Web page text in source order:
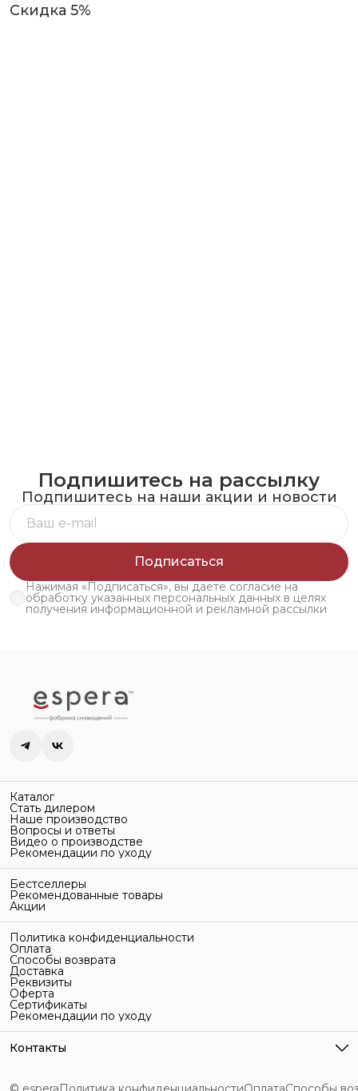
Скидка 5%
Подпишитесь на рассылку
Подпишитесь на наши акции и новости
Подписаться
Нажимая «Подписаться», вы даете согласие на
обработку указанных персональных данных в целях
получения информационной и рекламной рассылки
Каталог
Стать дилером
Наше производство
Вопросы и ответы
Видео о производстве
Рекомендации по уходу
Бестселлеры
Рекомендованные товары
Акции
Политика конфиденциальности
Оплата
Способы возврата
Доставка
Реквизиты
Оферта
Сертификаты
Рекомендации по уходу
Контакты